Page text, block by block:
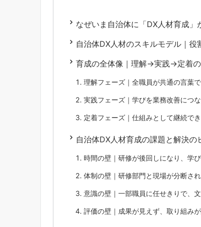
なぜいま自治体に「DX人材育成」
自治体DX人材のスキルモデル｜役
育成の全体像｜理解→実践→定着
理解フェーズ｜全職員が共通の言葉
実践フェーズ｜学びを業務改善につ
定着フェーズ｜仕組みとして継続で
自治体DX人材育成の課題と解決の
時間の壁｜研修が後回しになり、学
体制の壁｜研修部門と現場が分断さ
意識の壁｜一部職員に任せきりで、
評価の壁｜成果が見えず、取り組み